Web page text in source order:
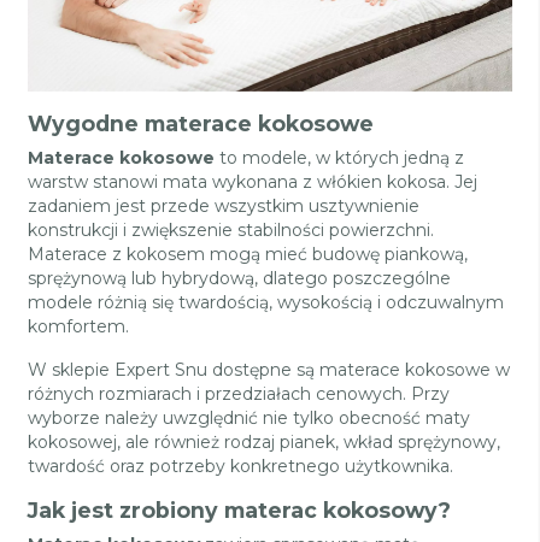
Wygodne materace kokosowe
Materace kokosowe to modele, w których jedną z
warstw stanowi mata wykonana z włókien kokosa. Jej
zadaniem jest przede wszystkim usztywnienie
konstrukcji i zwiększenie stabilności powierzchni.
Materace z kokosem mogą mieć budowę piankową,
sprężynową lub hybrydową, dlatego poszczególne
modele różnią się twardością, wysokością i odczuwalnym
komfortem.
W sklepie Expert Snu dostępne są materace kokosowe w
różnych rozmiarach i przedziałach cenowych. Przy
wyborze należy uwzględnić nie tylko obecność maty
kokosowej, ale również rodzaj pianek, wkład sprężynowy,
twardość oraz potrzeby konkretnego użytkownika.
Jak jest zrobiony materac kokosowy?